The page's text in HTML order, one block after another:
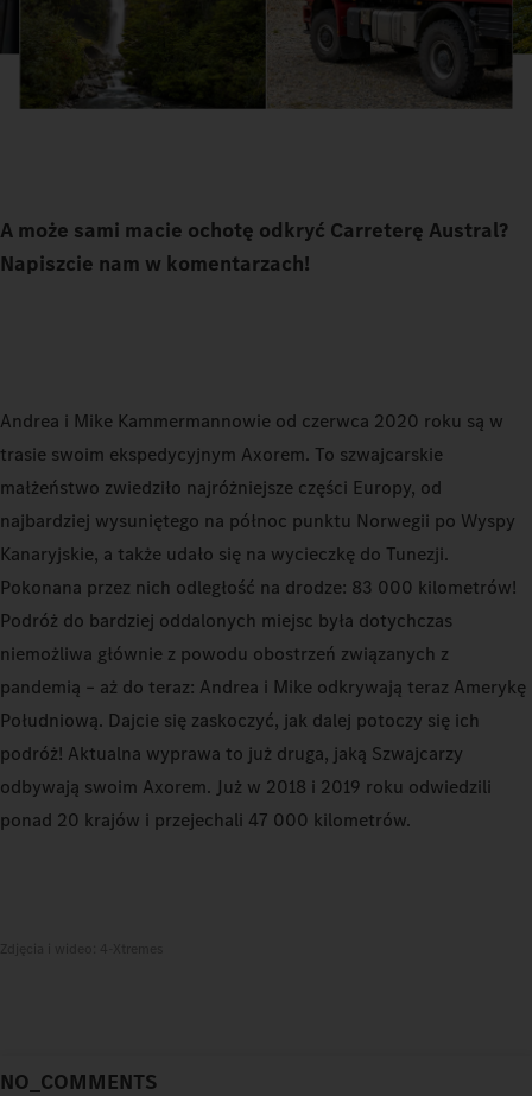
A może sami macie ochotę odkryć Carreterę Austral?
Napiszcie nam w komentarzach!
Andrea i Mike Kammermannowie od czerwca 2020 roku są w
trasie swoim ekspedycyjnym Axorem. To szwajcarskie
małżeństwo zwiedziło najróżniejsze części Europy, od
najbardziej wysuniętego na północ punktu Norwegii po Wyspy
Kanaryjskie, a także udało się na wycieczkę do Tunezji.
Pokonana przez nich odległość na drodze: 83 000 kilometrów!
Podróż do bardziej oddalonych miejsc była dotychczas
niemożliwa głównie z powodu obostrzeń związanych z
pandemią – aż do teraz: Andrea i Mike odkrywają teraz Amerykę
Południową. Dajcie się zaskoczyć, jak dalej potoczy się ich
podróż! Aktualna wyprawa to już druga, jaką Szwajcarzy
odbywają swoim Axorem. Już w 2018 i 2019 roku odwiedzili
ponad 20 krajów i przejechali 47 000 kilometrów.
NO_COMMENTS